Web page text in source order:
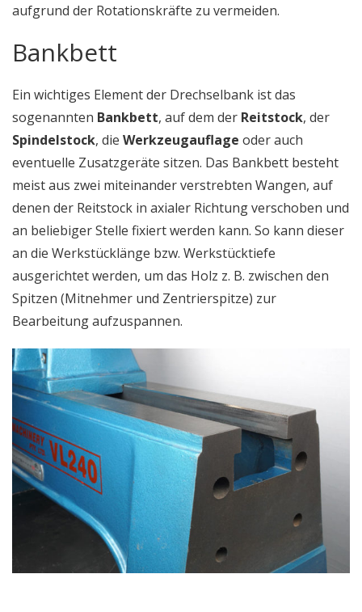
aufgrund der Rotationskräfte zu vermeiden.
Bankbett
Ein wichtiges Element der Drechselbank ist das
sogenannten Bankbett, auf dem der Reitstock, der
Spindelstock, die Werkzeugauflage oder auch
eventuelle Zusatzgeräte sitzen. Das Bankbett besteht
meist aus zwei miteinander verstrebten Wangen, auf
denen der Reitstock in axialer Richtung verschoben und
an beliebiger Stelle fixiert werden kann. So kann dieser
an die Werkstücklänge bzw. Werkstücktiefe
ausgerichtet werden, um das Holz z. B. zwischen den
Spitzen (Mitnehmer und Zentrierspitze) zur
Bearbeitung aufzuspannen.